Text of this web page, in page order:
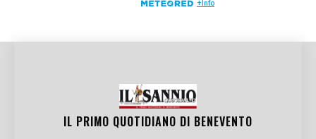
IL PRIMO QUOTIDIANO DI BENEVENTO